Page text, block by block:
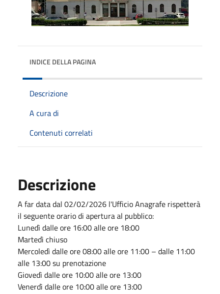
INDICE DELLA PAGINA
Descrizione
A cura di
Contenuti correlati
Descrizione
A far data dal 02/02/2026 l'Ufficio Anagrafe rispetterà
il seguente orario di apertura al pubblico:
Lunedì dalle ore 16:00 alle ore 18:00
Martedì chiuso
Mercoledì dalle ore 08:00 alle ore 11:00 – dalle 11:00
alle 13:00 su prenotazione
Giovedì dalle ore 10:00 alle ore 13:00
Venerdì dalle ore 10:00 alle ore 13:00